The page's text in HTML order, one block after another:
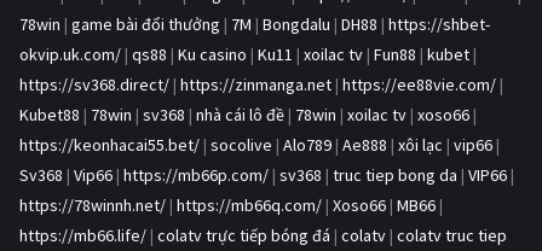
78win | game bài đổi thưởng | 7M | Bongdalu | DH88 | https://shbet-
okvip.uk.com/ | qs88 | Ku casino | Ku11 | xoilac tv | Fun88 | kubet |
https://sv368.direct/ | https://zinmanga.net | https://ee88vie.com/ |
Kubet88 | 78win | sv368 | nhà cái lô đề | 78win | xoilac tv | xoso66 |
https://keonhacai55.bet/ | socolive | Alo789 | Ae888 | xôi lạc | vip66 |
Sv368 | Vip66 | https://mb66p.com/ | sv368 | truc tiep bong da | VIP66 |
https://78winnh.net/ | https://mb66q.com/ | Xoso66 | MB66 |
https://mb66.life/ | colatv trực tiếp bóng đá | colatv | colatv truc tiep